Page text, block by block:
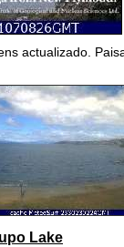
actualizado.
Lake